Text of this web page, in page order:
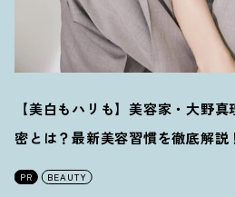
【美白もハリも】美容家・大野
密とは？最新美容習慣を徹底解説
PR BEAUTY